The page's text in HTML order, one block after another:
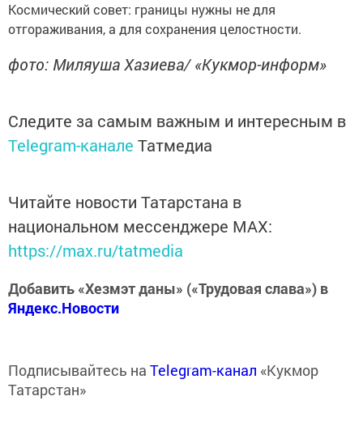
Космический совет: границы нужны не для
отгораживания, а для сохранения целостности.
фото: Миляуша Хазиева/ «Кукмор-информ»
Следите за самым важным и интересным в
Telegram-канале Татмедиа
Читайте новости Татарстана в
национальном мессенджере MАХ:
https://max.ru/tatmedia
Добавить «Хезмэт даны» («Трудовая слава») в
Яндекс.Новости
Подписывайтесь на Telegram-канал «Кукмор
Татарстан»